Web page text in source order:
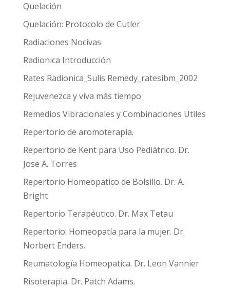
Quelación
Quelación: Protocolo de Cutler
Radiaciones Nocivas
Radionica Introducción
Rates Radionica_Sulis Remedy_ratesibm_2002
Rejuvenezca y viva más tiempo
Remedios Vibracionales y Combinaciones Utiles
Repertorio de aromoterapia.
Repertorio de Kent para Uso Pediátrico. Dr.
Jose A. Torres
Repertorio Homeopatico de Bolsillo. Dr. A.
Bright
Repertorio Terapéutico. Dr. Max Tetau
Repertorio: Homeopatía para la mujer. Dr.
Norbert Enders.
Reumatología Homeopatica. Dr. Leon Vannier
Risoterapia. Dr. Patch Adams.